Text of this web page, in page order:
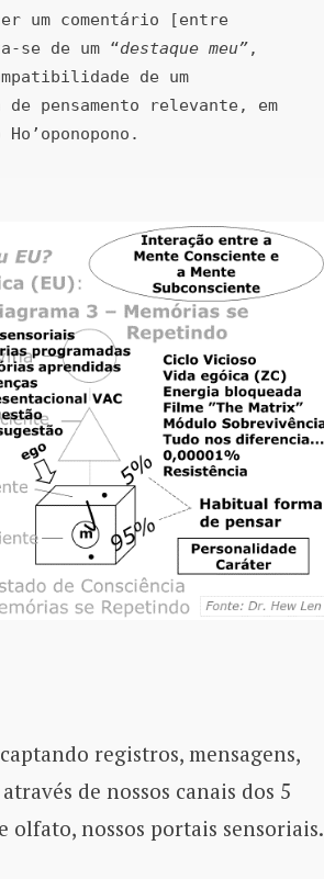
um comentário [entre
se de um “destaque meu”,
de um
pensamento relevante, em
registros, mensagens,
de nossos canais dos 5
olfato, nossos portais sensoriais.